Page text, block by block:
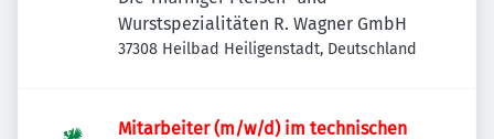
Wurstspezialitäten R. Wagner GmbH
37308 Heilbad Heiligenstadt, Deutschland
Mitarbeiter (m/w/d) im technischen